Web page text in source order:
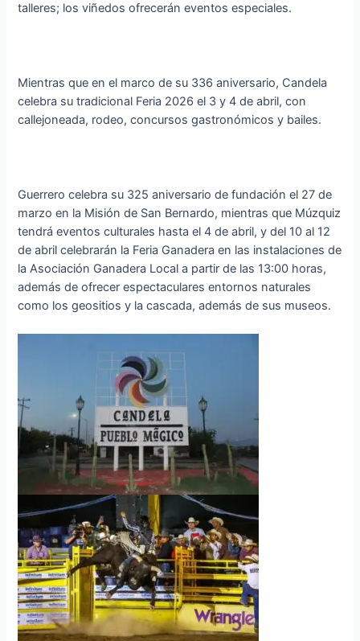
talleres; los viñedos ofrecerán eventos especiales.
Mientras que en el marco de su 336 aniversario, Candela
celebra su tradicional Feria 2026 el 3 y 4 de abril, con
callejoneada, rodeo, concursos gastronómicos y bailes.
Guerrero celebra su 325 aniversario de fundación el 27 de
marzo en la Misión de San Bernardo, mientras que Múzquiz
tendrá eventos culturales hasta el 4 de abril, y del 10 al 12
de abril celebrarán la Feria Ganadera en las instalaciones de
la Asociación Ganadera Local a partir de las 13:00 horas,
además de ofrecer espectaculares entornos naturales
como los geositios y la cascada, además de sus museos.